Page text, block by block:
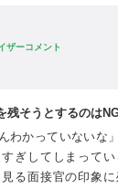
ザーコメント
残そうとするのは
わかっていないな
ぎしてしまって
る面接官の印象